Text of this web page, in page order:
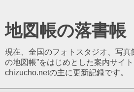
地図帳の落書帳
現在、全国のフォトスタジオ、写真
の地図帳”をはじめとした案内サイ
chizucho.netの主に更新記録です。